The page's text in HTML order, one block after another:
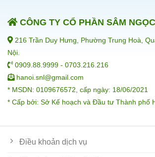
CÔNG TY CỔ PHẦN SÂM
216 Trần Duy Hưng, Phường Trung Hoà,
Nội.
0909.88.9999 - 0703.216.216
hanoi.snl@gmail.com
* MSDN: 0109676572, cấp ngày: 18/06/2021
* Cấp bởi: Sở Kế hoạch và Đầu tư Thành phố
Điều khoản dịch vụ